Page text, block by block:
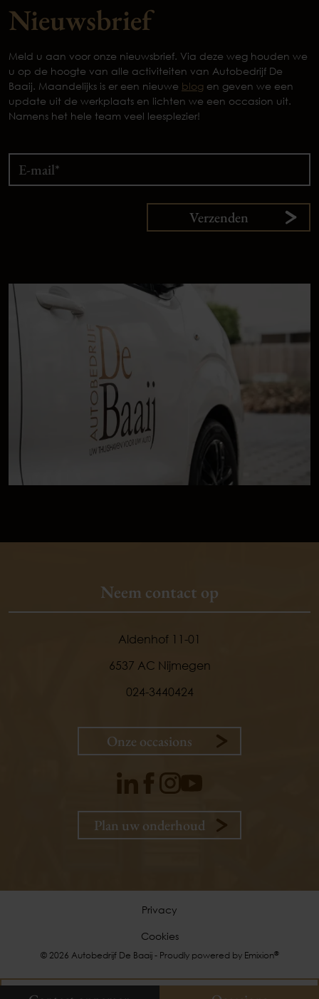
Nieuwsbrief
Meld u aan voor onze nieuwsbrief. Via deze weg houden we
u op de hoogte van alle activiteiten van Autobedrijf De
Baaij. Maandelijks is er een nieuwe blog en geven we een
update uit de werkplaats en lichten we een occasion uit.
Namens het hele team veel leesplezier!
Verzenden
Neem contact op
Aldenhof 11-01
6537 AC Nijmegen
024-3440424
Onze occasions
Plan uw onderhoud
© 2026 Autobedrijf De Baaij - Proudly powered by Emixion®
Privacy
Cookies
Plan uw onderhoud
Onze occasions